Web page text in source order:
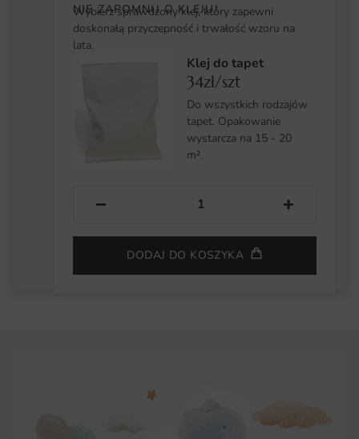
NIE ZAPOMNIJ O KLEJU!
Wybierz sprawdzony klej, który zapewni
doskonałą przyczepność i trwałość wzoru na
lata.
Klej do tapet
34zł/szt
Do wszystkich rodzajów
tapet. Opakowanie
wystarcza na 15 - 20
m².
− +
DODAJ DO KOSZYKA